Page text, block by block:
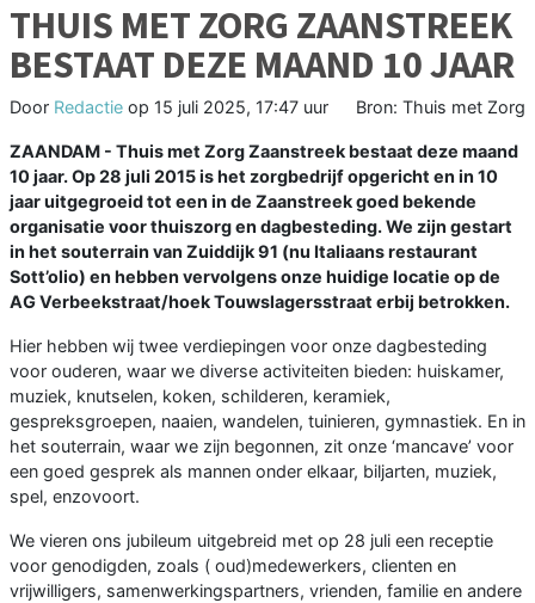
THUIS MET ZORG ZAANSTREEK
BESTAAT DEZE MAAND 10 JAAR
Door Redactie op 15 juli 2025, 17:47 uur Bron: Thuis met Zorg
ZAANDAM - Thuis met Zorg Zaanstreek bestaat deze maand
10 jaar. Op 28 juli 2015 is het zorgbedrijf opgericht en in 10
jaar uitgegroeid tot een in de Zaanstreek goed bekende
organisatie voor thuiszorg en dagbesteding. We zijn gestart
in het souterrain van Zuiddijk 91 (nu Italiaans restaurant
Sott’olio) en hebben vervolgens onze huidige locatie op de
AG Verbeekstraat/hoek Touwslagersstraat erbij betrokken.
Hier hebben wij twee verdiepingen voor onze dagbesteding
voor ouderen, waar we diverse activiteiten bieden: huiskamer,
muziek, knutselen, koken, schilderen, keramiek,
gespreksgroepen, naaien, wandelen, tuinieren, gymnastiek. En in
het souterrain, waar we zijn begonnen, zit onze ‘mancave’ voor
een goed gesprek als mannen onder elkaar, biljarten, muziek,
spel, enzovoort.
We vieren ons jubileum uitgebreid met op 28 juli een receptie
voor genodigden, zoals ( oud)medewerkers, clienten en
vrijwilligers, samenwerkingspartners, vrienden, familie en andere